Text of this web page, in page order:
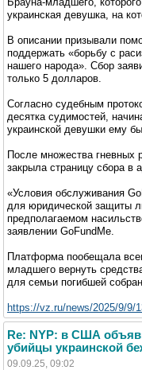
украинская девушка, на
В описании призывали
поддержать «борьбу с
нашего народа». Сбор
только 5 долларов.
Согласно судебным
десятка судимостей,
украинской девушки ему
После множества гневных
закрыла страницу сбора в
«Условия обслуживания
для юридической защиты
предполагаемом
заявлении GoFundMe.
Платформа пообещала
младшего вернуть
для семьи погибшей
https://vz.ru/news/2025/9/9/
Re: NYP: в США
убийцы украинской
09.09.25, 09:02